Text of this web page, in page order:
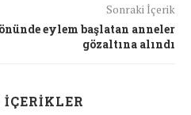
Sonraki İçerik
eylem başlatan anneler
gözaltına alındı
İÇERIKLER